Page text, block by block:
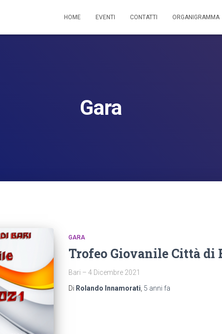
HOME EVENTI CONTATTI ORGANIGRAMMA
Gara
GARA
Trofeo Giovanile Città di
Bari – 4 Dicembre 2021
Di Rolando Innamorati 5 anni fa